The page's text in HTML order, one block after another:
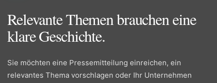
Relevante Themen brauchen eine
klare Geschichte.
Sie möchten eine Pressemitteilung einreichen, ein
relevantes Thema vorschlagen oder Ihr Unternehmen